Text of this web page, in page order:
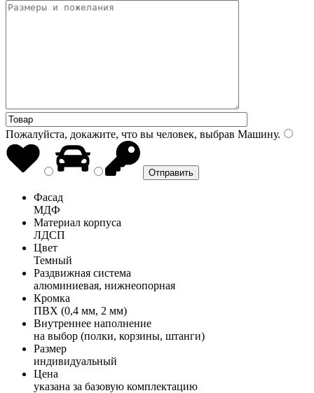
Пожалуйста, докажите, что вы человек, выбрав Машину.
Фасад
МДФ
Материал корпуса
ЛДСП
Цвет
Темный
Раздвижная система
алюминиевая, нижнеопорная
Кромка
ПВХ (0,4 мм, 2 мм)
Внутреннее наполнение
на выбор (полки, корзины, штанги)
Размер
индивидуальный
Цена
указана за базовую комплектацию